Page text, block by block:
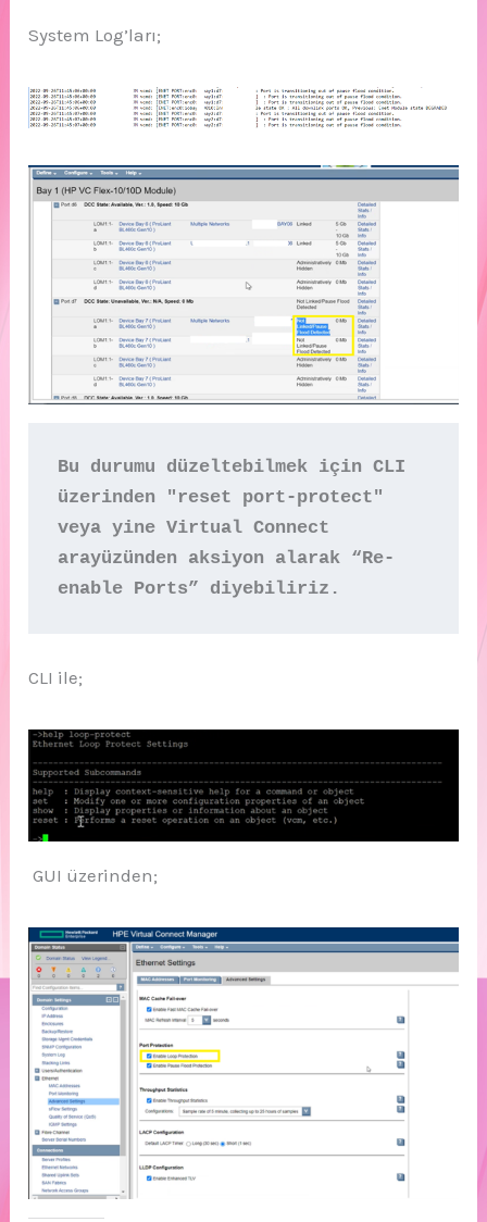
System Log’ları;
Bu durumu düzeltebilmek için CLI
üzerinden "reset port-protect"
veya yine Virtual Connect
arayüzünden aksiyon alarak “Re-
enable Ports” diyebiliriz.
CLI ile;
GUI üzerinden;